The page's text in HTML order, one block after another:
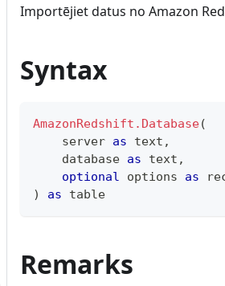
Importējiet datus no Amazon
Syntax
AmazonRedshift.Database(
    server
as text ,
    database
as text ,
optional options as
)
as table
Remarks